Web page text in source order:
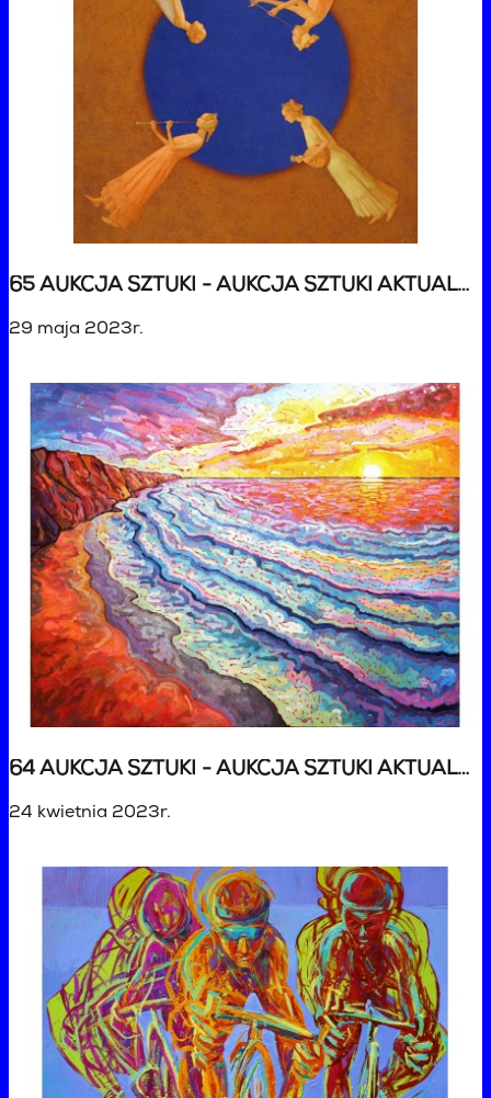
65 AUKCJA SZTUKI - AUKCJA SZTUKI AKTUALNEJ
29 maja 2023r.
64 AUKCJA SZTUKI - AUKCJA SZTUKI AKTUALNEJ
24 kwietnia 2023r.